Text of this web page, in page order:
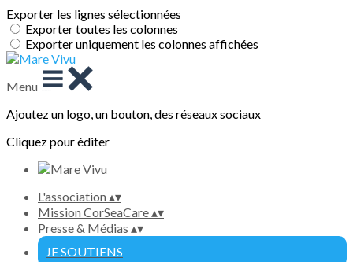
Exporter les lignes sélectionnées
Exporter toutes les colonnes
Exporter uniquement les colonnes affichées
Menu
Ajoutez un logo, un bouton, des réseaux sociaux
Cliquez pour éditer
L'association▴▾
Mission CorSeaCare▴▾
Presse & Médias ▴▾
JE SOUTIENS